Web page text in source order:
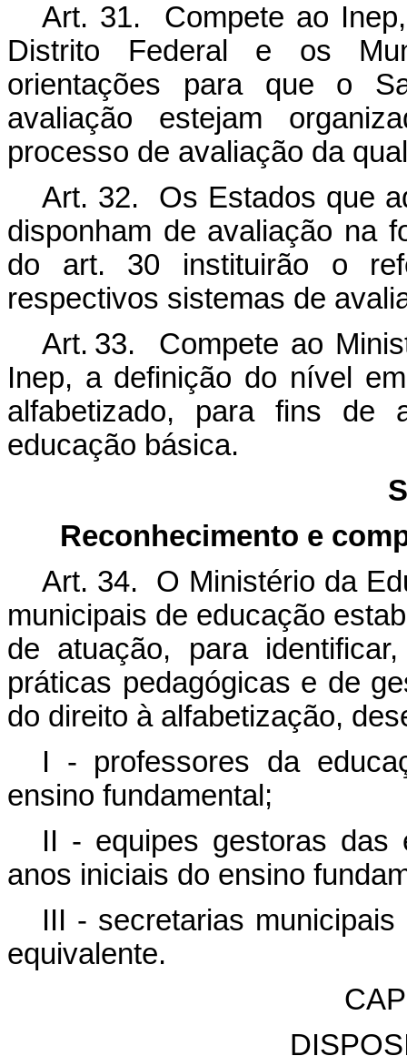
Art. 31. Compete ao
Distrito Federal e os
orientações para que o
avaliação estejam
processo de avaliação da
Art. 32. Os Estados que
disponham de avaliação na
do art. 30 instituirão o
respectivos sistemas de
Art. 33. Compete ao
Inep, a definição do nível
alfabetizado, para fins de
educação básica.
Reconhecimento e
Art. 34. O Ministério da
municipais de educação
de atuação, para
práticas pedagógicas e de
do direito à alfabetização,
I - professores da
ensino fundamental;
II - equipes gestoras das
anos iniciais do ensino
III - secretarias
equivalente.